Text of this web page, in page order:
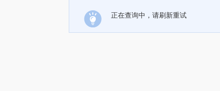
正在查询中，请刷新重试